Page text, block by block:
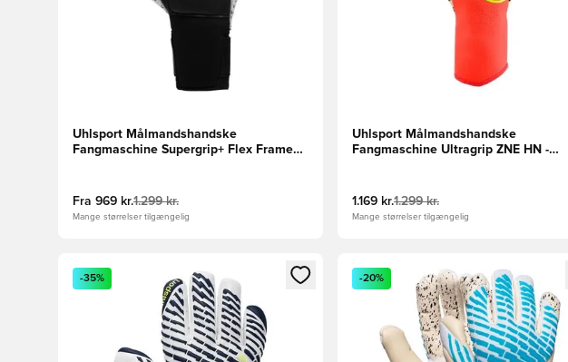
Uhlsport Målmandshandske
Fangmaschine Supergrip+ Flex Frame
Fra 969 kr.1.299 kr.
Mange størrelser tilgængelig
Uhlsport Målmandshandske
Fangmaschine Ultragrip ZNE HN -
1.169 kr.1.299 kr.
Mange størrelser tilgængelig
Åbner en Modal til at logge ind eller tilmelde dig som medlem
-35%
Åbner en Modal til at logge ind
-20%